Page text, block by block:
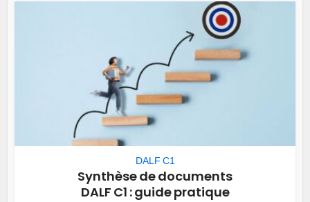
DALF C1
Synthèse de documents
DALF C1 : guide pratique